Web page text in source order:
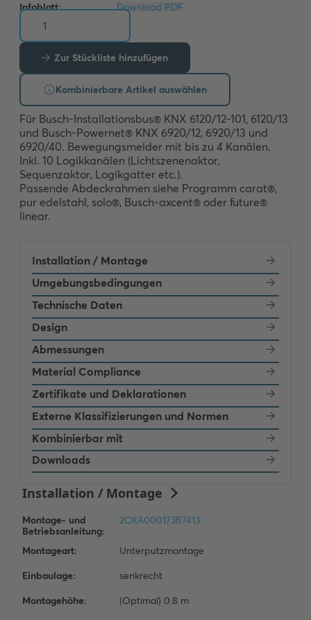
Infoblatt: Download PDF
Zur Stückliste hinzufügen
Kombinierbare Artikel auswählen
Für Busch-Installationsbus® KNX 6120/12-101, 6120/13
und Busch-Powernet® KNX 6920/12, 6920/13 und
6920/40. Bewegungsmelder mit bis zu 4 Kanälen.
Inkl. 10 Logikkanälen (Lichtszenenaktor,
Sequenzaktor, Logikgatter etc.).
Passende Abdeckrahmen siehe Programm carat®,
pur edelstahl, solo®, Busch-axcent® oder future®
linear.
Installation / Montage
Umgebungsbedingungen
Technische Daten
Design
Abmessungen
Material Compliance
Zertifikate und Deklarationen
Externe Klassifizierungen und Normen
Kombinierbar mit
Downloads